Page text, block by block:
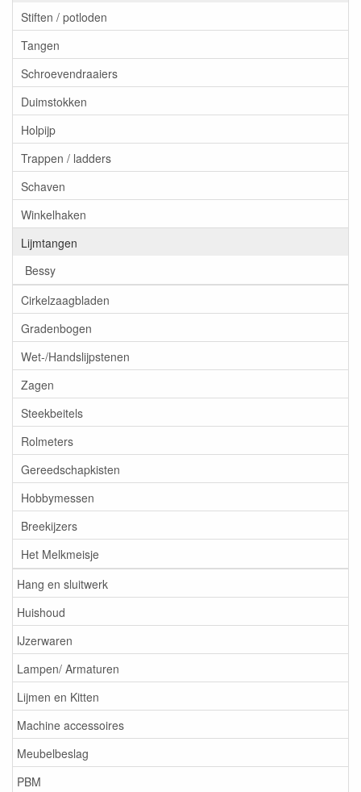
Stiften / potloden
Tangen
Schroevendraaiers
Duimstokken
Holpijp
Trappen / ladders
Schaven
Winkelhaken
Lijmtangen
Bessy
Cirkelzaagbladen
Gradenbogen
Wet-/Handslijpstenen
Zagen
Steekbeitels
Rolmeters
Gereedschapkisten
Hobbymessen
Breekijzers
Het Melkmeisje
Hang en sluitwerk
Huishoud
IJzerwaren
Lampen/ Armaturen
Lijmen en Kitten
Machine accessoires
Meubelbeslag
PBM